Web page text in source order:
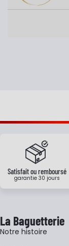
Satisfait ou remboursé
garantie 30 jours
La Baguetterie
Notre histoire